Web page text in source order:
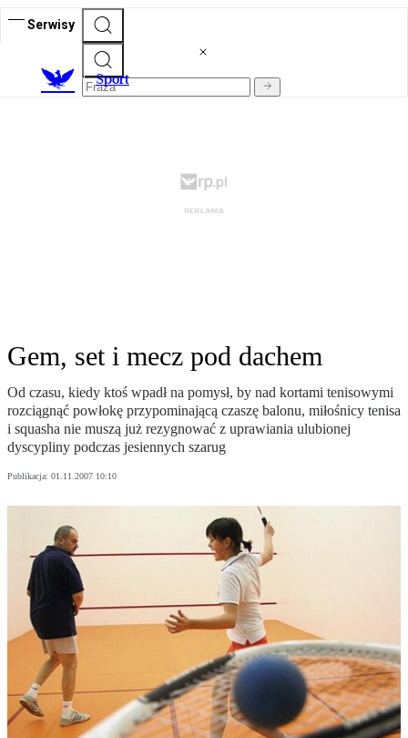
Serwisy
Sport
Gem, set i mecz pod dachem
Od czasu, kiedy ktoś wpadł na pomysł, by nad kortami tenisowymi
rozciągnąć powłokę przypominającą czaszę balonu, miłośnicy tenisa
i squasha nie muszą już rezygnować z uprawiania ulubionej
dyscypliny podczas jesiennych szarug
Publikacja: 01.11.2007 10:10